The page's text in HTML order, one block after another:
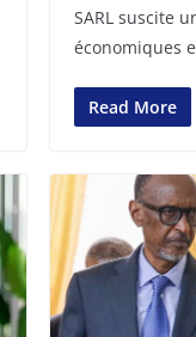
SARL suscite
économiques
Read More